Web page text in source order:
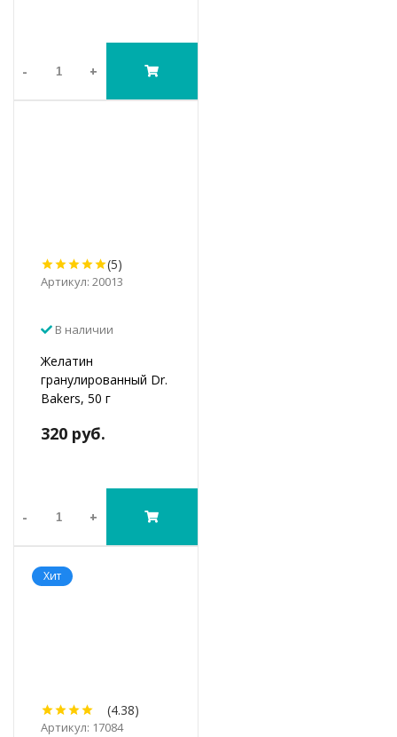
- +
(5)
Артикул: 20013
В наличии
Желатин
гранулированный Dr.
Bakers, 50 г
320 руб.
- +
Хит
(4.38)
Артикул: 17084